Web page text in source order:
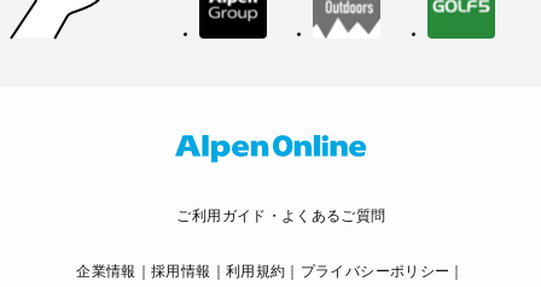
ご利用ガイド・よくあるご質問
企業情報 採用情報 利用規約
プライバシーポリシー